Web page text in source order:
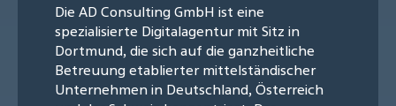
Die AD Consulting GmbH ist eine
spezialisierte Digitalagentur mit Sitz in
Dortmund, die sich auf die ganzheitliche
Betreuung etablierter mittelständischer
Unternehmen in Deutschland, Österreich